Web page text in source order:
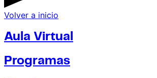
Volver a inicio
Aula Virtual
Programas